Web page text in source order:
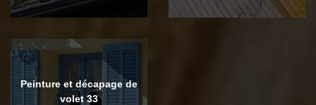
Peinture et décapage de
volet 33